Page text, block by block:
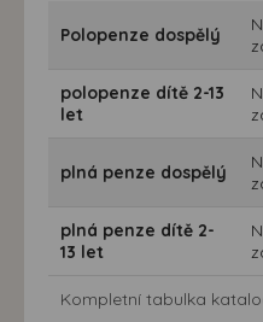
Polopenze dospělý
polopenze dítě 2-13
let
plná penze dospělý
plná penze dítě 2-
13 let
Kompletní tabulka